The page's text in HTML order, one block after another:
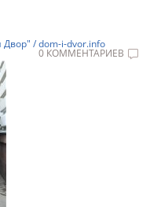
/ dom-i-dvor.info
0 КОММЕНТАРИЕВ